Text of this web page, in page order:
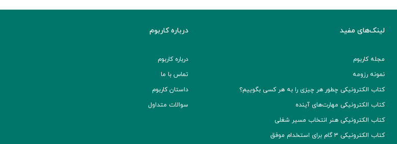
لینک‌های مفید
مجله کاربوم
نمونه رزومه
کتاب الکترونیکی چطور هر چیزی را به هر کسی بگوییم؟
کتاب الکترونیکی مهارت‌های آینده
کتاب الکترونیکی هنر انتخاب مسیر شغلی
کتاب الکترونیکی ۳ گام برای استخدام موفق
درباره کاربوم
درباره کاربوم
تماس با ما
داستان کاربوم
سوالات متداول